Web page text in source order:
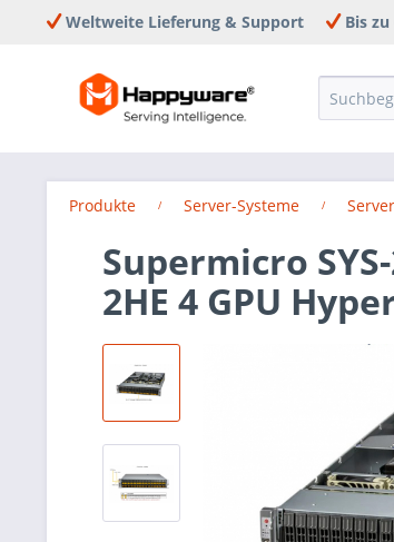
Weltweite Lieferung & Support Bis zu
Produkte Server-Systeme
Supermicro
2HE 4 GPU